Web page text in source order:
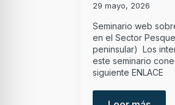
29 mayo, 2026
Seminario web
en el Sector
peninsular) Los
este seminario
siguiente ENLACE